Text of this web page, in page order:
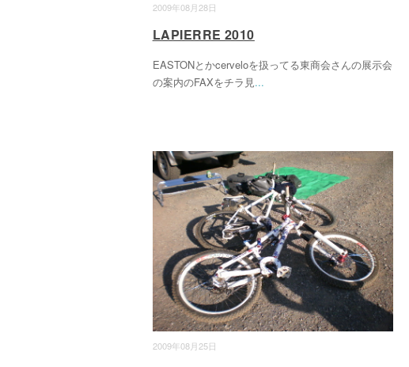
2009年08月28日
LAPIERRE 2010
EASTONとかcerveloを扱ってる東商会さんの展示会
の案内のFAXをチラ見...
2009年08月25日